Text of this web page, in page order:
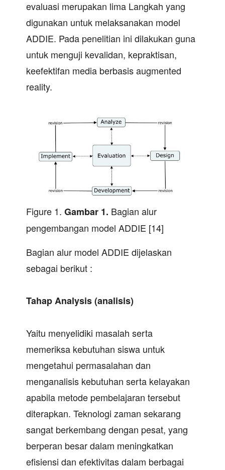
evaluasi merupakan lima Langkah yang
digunakan untuk melaksanakan model
ADDIE. Pada penelitian ini dilakukan guna
untuk menguji kevalidan, kepraktisan,
keefektifan media berbasis augmented
reality.
Figure 1. Gambar 1. Bagian alur
pengembangan model ADDIE [14]
Bagian alur model ADDIE dijelaskan
sebagai berikut :
Tahap Analysis (analisis)
Yaitu menyelidiki masalah serta
memeriksa kebutuhan siswa untuk
mengetahui permasalahan dan
menganalisis kebutuhan serta kelayakan
apabila metode pembelajaran tersebut
diterapkan. Teknologi zaman sekarang
sangat berkembang dengan pesat, yang
berperan besar dalam meningkatkan
efisiensi dan efektivitas dalam berbagai